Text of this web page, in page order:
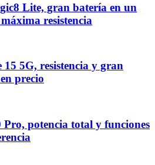
Lite, gran batería en un
resistencia
5G, resistencia y gran
precio
potencia total y funciones